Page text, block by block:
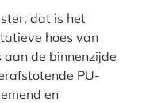
dat is het
hoes van
de binnenzijde
PU-
en